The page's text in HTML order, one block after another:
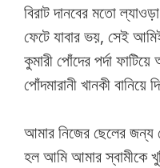
বিরাট দানবের মতো
ফেটে যাবার ভয়, সেই
কুমারী পোঁদের পর্দা
পোঁদমারানী খানকী
আমার নিজের ছেলের জন্য
হল আমি আমার স্বামীকে